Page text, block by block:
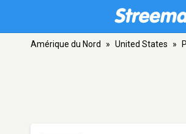
Amérique du Nord » United States »